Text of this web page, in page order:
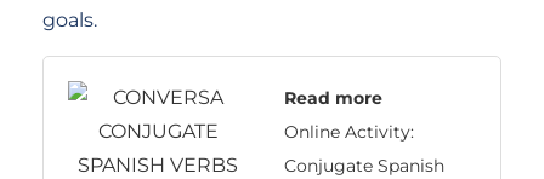
goals.
Read more
Online Activity:
Conjugate Spanish